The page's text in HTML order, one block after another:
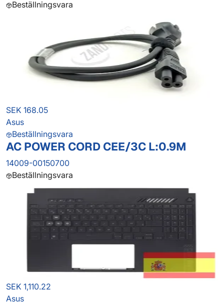
Beställningsvara
SEK 168.05
Asus
Beställningsvara
AC POWER CORD CEE/3C L:0.9M
14009-00150700
Beställningsvara
SEK 1,110.22
Asus